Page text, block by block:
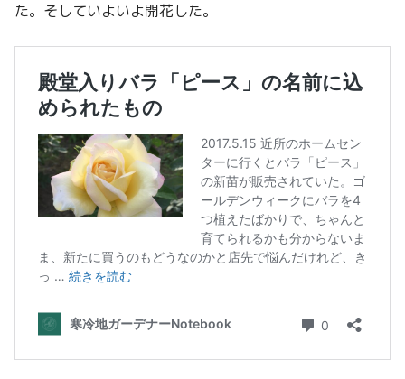
た。そしていよいよ開花した。